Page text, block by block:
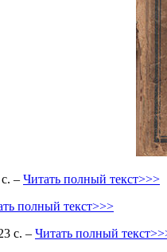
– Читать полный текст>>>
полный текст>>>
с. – Читать полный